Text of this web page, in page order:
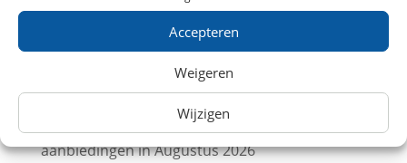
Accepteren
Weigeren
Wijzigen
Vergelijk treinkaartjes naar Parijs met
Treinkaartjes bij NS International met korting
Leuk dagje uit met kinderen? Trein
aanbiedingen in Augustus 2026